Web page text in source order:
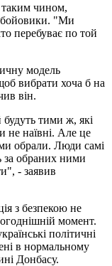
таким чином,
бойовики. "Ми
перебуває по той
модель
вибрати хоча б на
він.
тими ж, які
не наївні. Але це
обрали. Люди самі
за обраних ними
- заявив
з безпекою не
момент.
політичні
в нормальному
Донбасу.